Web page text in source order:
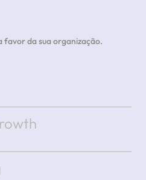
favor da sua organização.